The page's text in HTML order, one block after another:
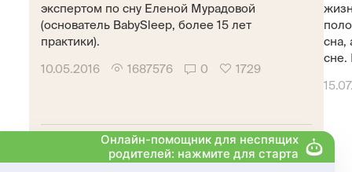
экспертом по сну Еленой Мурадовой
(основатель BabySleep, более 15 лет
практики).
10.05.2016 1687576 0 1729
сна,
сне.
Подписывайтесь!